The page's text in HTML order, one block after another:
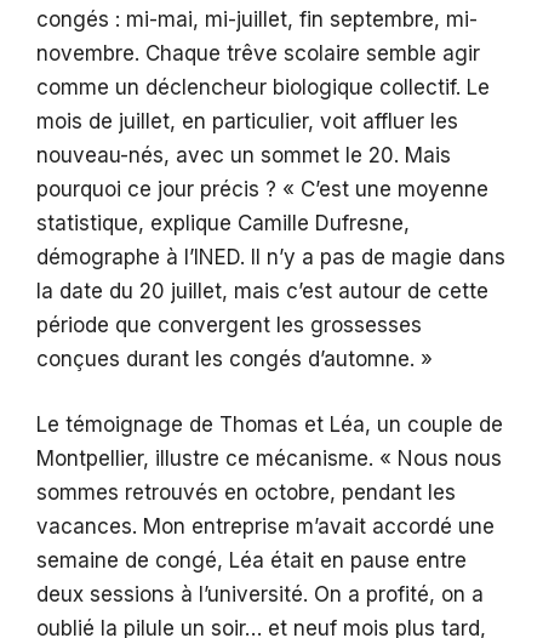
congés : mi-mai, mi-juillet, fin septembre, mi-
novembre. Chaque trêve scolaire semble agir
comme un déclencheur biologique collectif. Le
mois de juillet, en particulier, voit affluer les
nouveau-nés, avec un sommet le 20. Mais
pourquoi ce jour précis ? « C’est une moyenne
statistique, explique Camille Dufresne,
démographe à l’INED. Il n’y a pas de magie dans
la date du 20 juillet, mais c’est autour de cette
période que convergent les grossesses
conçues durant les congés d’automne. »
Le témoignage de Thomas et Léa, un couple de
Montpellier, illustre ce mécanisme. « Nous nous
sommes retrouvés en octobre, pendant les
vacances. Mon entreprise m’avait accordé une
semaine de congé, Léa était en pause entre
deux sessions à l’université. On a profité, on a
oublié la pilule un soir… et neuf mois plus tard,